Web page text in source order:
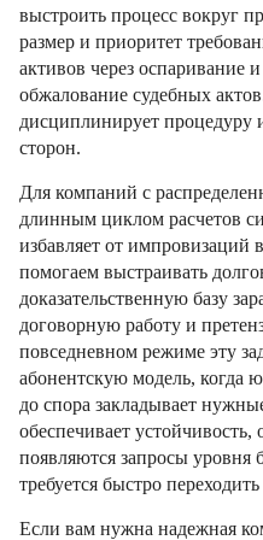
выстроить процесс вокруг
размер и приоритет
активов через оспаривание
обжалование судебных
дисциплинирует процедуру
сторон.
Для компаний с
длинным циклом расчетов
избавляет от
помогаем выстраивать
доказательственную базу
договорную работу и
повседневном режиме эту
абонентскую модель, когда
до спора закладывает
обеспечивает устойчивость,
появляются запросы уровня
требуется быстро
Если вам нужна надежная